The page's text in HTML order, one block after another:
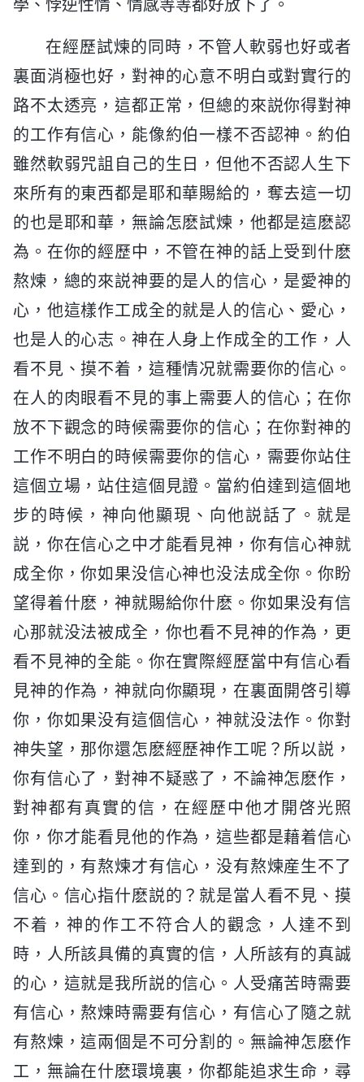
學、悖逆性情、情感等等都好放下了。
在經歷試煉的同時，不管人軟弱也好或者
裏面消極也好，對神的心意不明白或對實行的
路不太透亮，這都正常，但總的來説你得對神
的工作有信心，能像約伯一樣不否認神。約伯
雖然軟弱咒詛自己的生日，但他不否認人生下
來所有的東西都是耶和華賜給的，奪去這一切
的也是耶和華，無論怎麽試煉，他都是這麽認
為。在你的經歷中，不管在神的話上受到什麽
熬煉，總的來説神要的是人的信心，是愛神的
心，他這樣作工成全的就是人的信心、愛心，
也是人的心志。神在人身上作成全的工作，人
看不見、摸不着，這種情况就需要你的信心。
在人的肉眼看不見的事上需要人的信心；在你
放不下觀念的時候需要你的信心；在你對神的
工作不明白的時候需要你的信心，需要你站住
這個立場，站住這個見證。當約伯達到這個地
步的時候，神向他顯現、向他説話了。就是
説，你在信心之中才能看見神，你有信心神就
成全你，你如果没信心神也没法成全你。你盼
望得着什麽，神就賜給你什麽。你如果没有信
心那就没法被成全，你也看不見神的作為，更
看不見神的全能。你在實際經歷當中有信心看
見神的作為，神就向你顯現，在裏面開啓引導
你，你如果没有這個信心，神就没法作。你對
神失望，那你還怎麽經歷神作工呢？所以説，
你有信心了，對神不疑惑了，不論神怎麽作，
對神都有真實的信，在經歷中他才開啓光照
你，你才能看見他的作為，這些都是藉着信心
達到的，有熬煉才有信心，没有熬煉産生不了
信心。信心指什麽説的？就是當人看不見、摸
不着，神的作工不符合人的觀念，人達不到
時，人所該具備的真實的信，人所該有的真誠
的心，這就是我所説的信心。人受痛苦時需要
有信心，熬煉時需要有信心，有信心了隨之就
有熬煉，這兩個是不可分割的。無論神怎麽作
工，無論在什麽環境裏，你都能追求生命，尋